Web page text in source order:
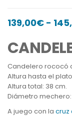
139,00€ -
Candelero rococó
Altura hasta el
Altura total: 38 cm.
Diámetro mechero:
A juego con la cruz